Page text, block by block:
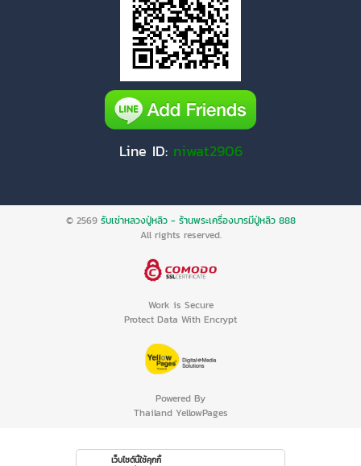
Line ID: niwat2906
© 2569 รับเช่าหลวงปู่หลิว - ร้านพระเครื่องบารมีปู่หลิว 888
All rights reserved.
Work is Secure
Protect Data With Encrypt
Powered By
Thailand YellowPages
เว็บไซต์นี้ใช้คุกกี้